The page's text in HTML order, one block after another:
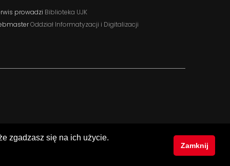
prowadzi Biblioteka UJK
Oddział Informatyzacji i Digitalizacji
zgadzasz się na ich użycie.
Zamknij